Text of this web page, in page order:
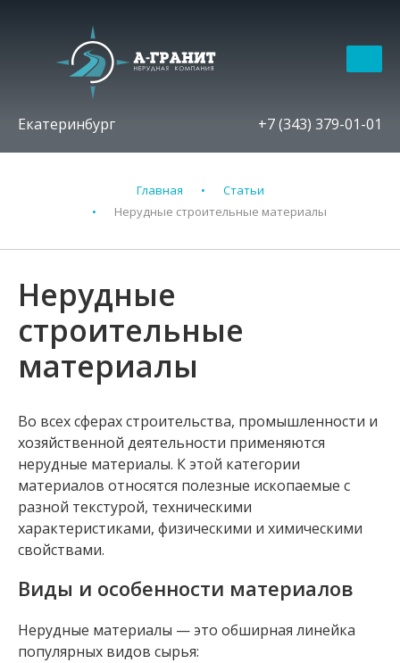
Екатеринбург +7 (343) 379-01-01
Главная
Статьи
Нерудные строительные материалы
Нерудные
строительные
материалы
Во всех сферах строительства, промышленности и
хозяйственной деятельности применяются
нерудные материалы. К этой категории
материалов относятся полезные ископаемые с
разной текстурой, техническими
характеристиками, физическими и химическими
свойствами.
Виды и особенности материалов
Нерудные материалы — это обширная линейка
популярных видов сырья: